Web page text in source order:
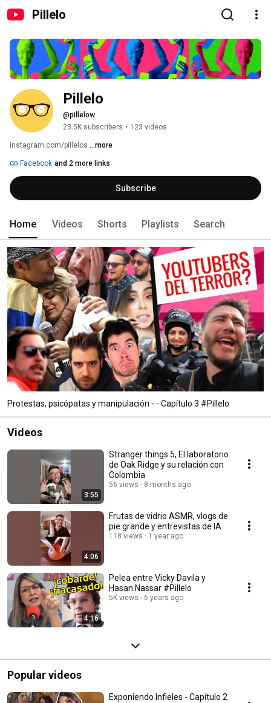
Pillelo
Pillelo
@pillelow
23.5K subscribers • 123 videos
instagram.com/pillelos ...more
Facebook and 2 more links
Subscribe
Home Videos Shorts Playlists Search
Protestas, psicópatas y manipulación - - Capítulo 3 #Pillelo
Videos
3:55
Stranger things 5, El laboratorio
de Oak Ridge y su relación con
Colombia
56 views 8 months ago
4:06
Frutas de vidrio ASMR, vlogs de
pie grande y entrevistas de IA
118 views 1 year ago
4:16
Pelea entre Vicky Davila y
Hasan Nassar #Pillelo
5K views 6 years ago
Popular videos
Exponiendo Infieles - Capítulo 2